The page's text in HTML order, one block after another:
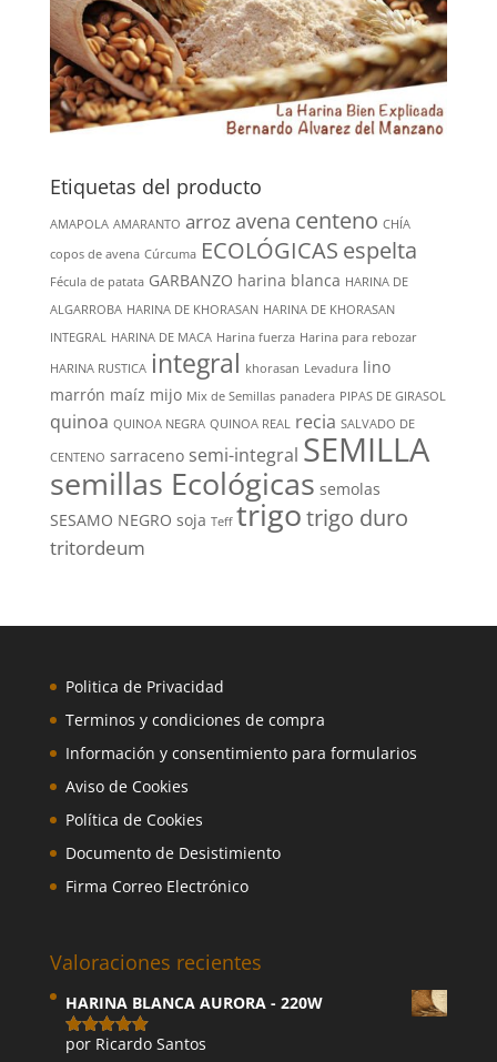
Etiquetas del producto
AMAPOLA AMARANTO arroz avena centeno CHÍA
copos de avena Cúrcuma ECOLÓGICAS espelta
Fécula de patata GARBANZO harina blanca HARINA DE
ALGARROBA HARINA DE KHORASAN HARINA DE KHORASAN
INTEGRAL
HARINA DE MACA Harina fuerza Harina para rebozar
HARINA RUSTICA integral khorasan Levadura lino
marrón maíz mijo Mix de Semillas panadera PIPAS DE GIRASOL
quinoa QUINOA NEGRA QUINOA REAL recia SALVADO DE
CENTENO sarraceno semi-integral SEMILLA
semillas Ecológicas semolas
SESAMO NEGRO soja Teff trigotrigo duro
tritordeum
Politica de Privacidad
Terminos y condiciones de compra
Información y consentimiento para formularios
Aviso de Cookies
Política de Cookies
Documento de Desistimiento
Firma Correo Electrónico
Valoraciones recientes
HARINA BLANCA AURORA - 220W
Valorado
por Ricardo Santos